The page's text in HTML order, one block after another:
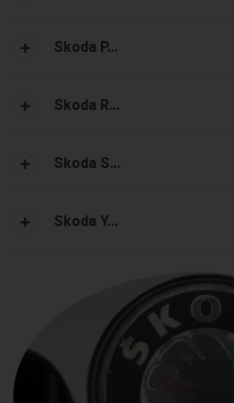
Skoda P...
Skoda R...
Skoda S...
Skoda Y...